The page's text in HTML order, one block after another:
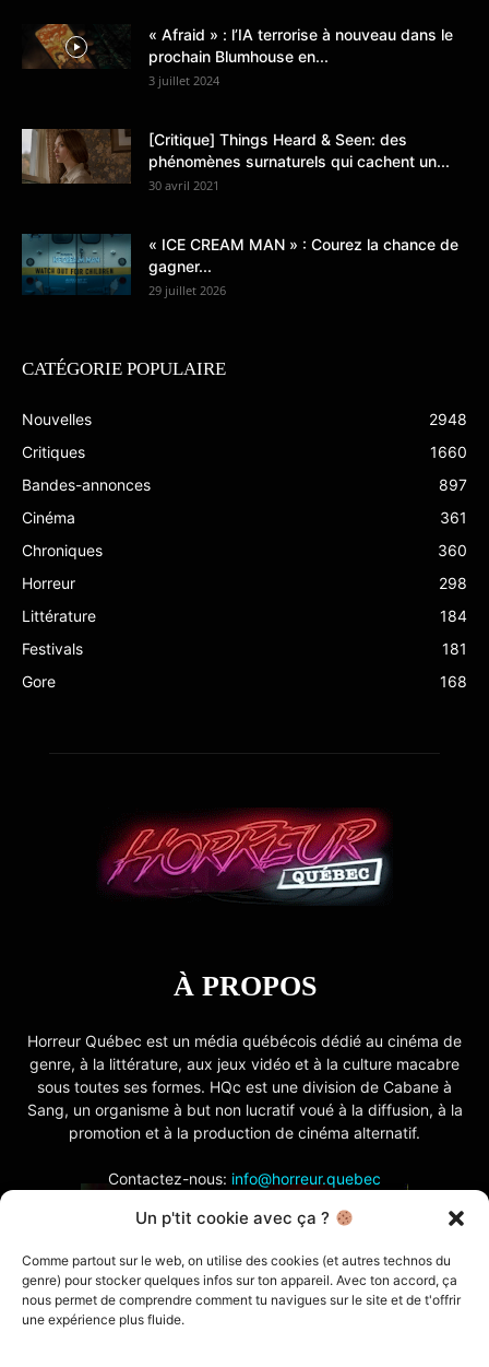
Un p'tit cookie avec ça ?
Comme partout sur le web, on utilise des cookies (et autres technos du
genre) pour stocker quelques infos sur ton appareil. Avec ton accord, ça
nous permet de comprendre comment tu navigues sur le site et de t'offrir
une expérience plus fluide.
« Afraid » : l’IA terrorise à nouveau dans le
prochain Blumhouse en...
3 juillet 2024
[Critique] Things Heard & Seen: des
phénomènes surnaturels qui cachent un...
30 avril 2021
« ICE CREAM MAN » : Courez la chance de
gagner...
29 juillet 2026
CATÉGORIE POPULAIRE
Nouvelles
2948
Critiques
1660
Bandes-annonces
897
Cinéma
361
Chroniques
360
Horreur
298
Littérature
184
Festivals
181
Gore
168
À PROPOS
Horreur Québec est un média québécois dédié au cinéma de
genre, à la littérature, aux jeux vidéo et à la culture macabre
sous toutes ses formes. HQc est une division de Cabane à
Sang, un organisme à but non lucratif voué à la diffusion, à la
promotion et à la production de cinéma alternatif.
Contactez-nous: info@horreur.quebec
SUIVEZ NOUS